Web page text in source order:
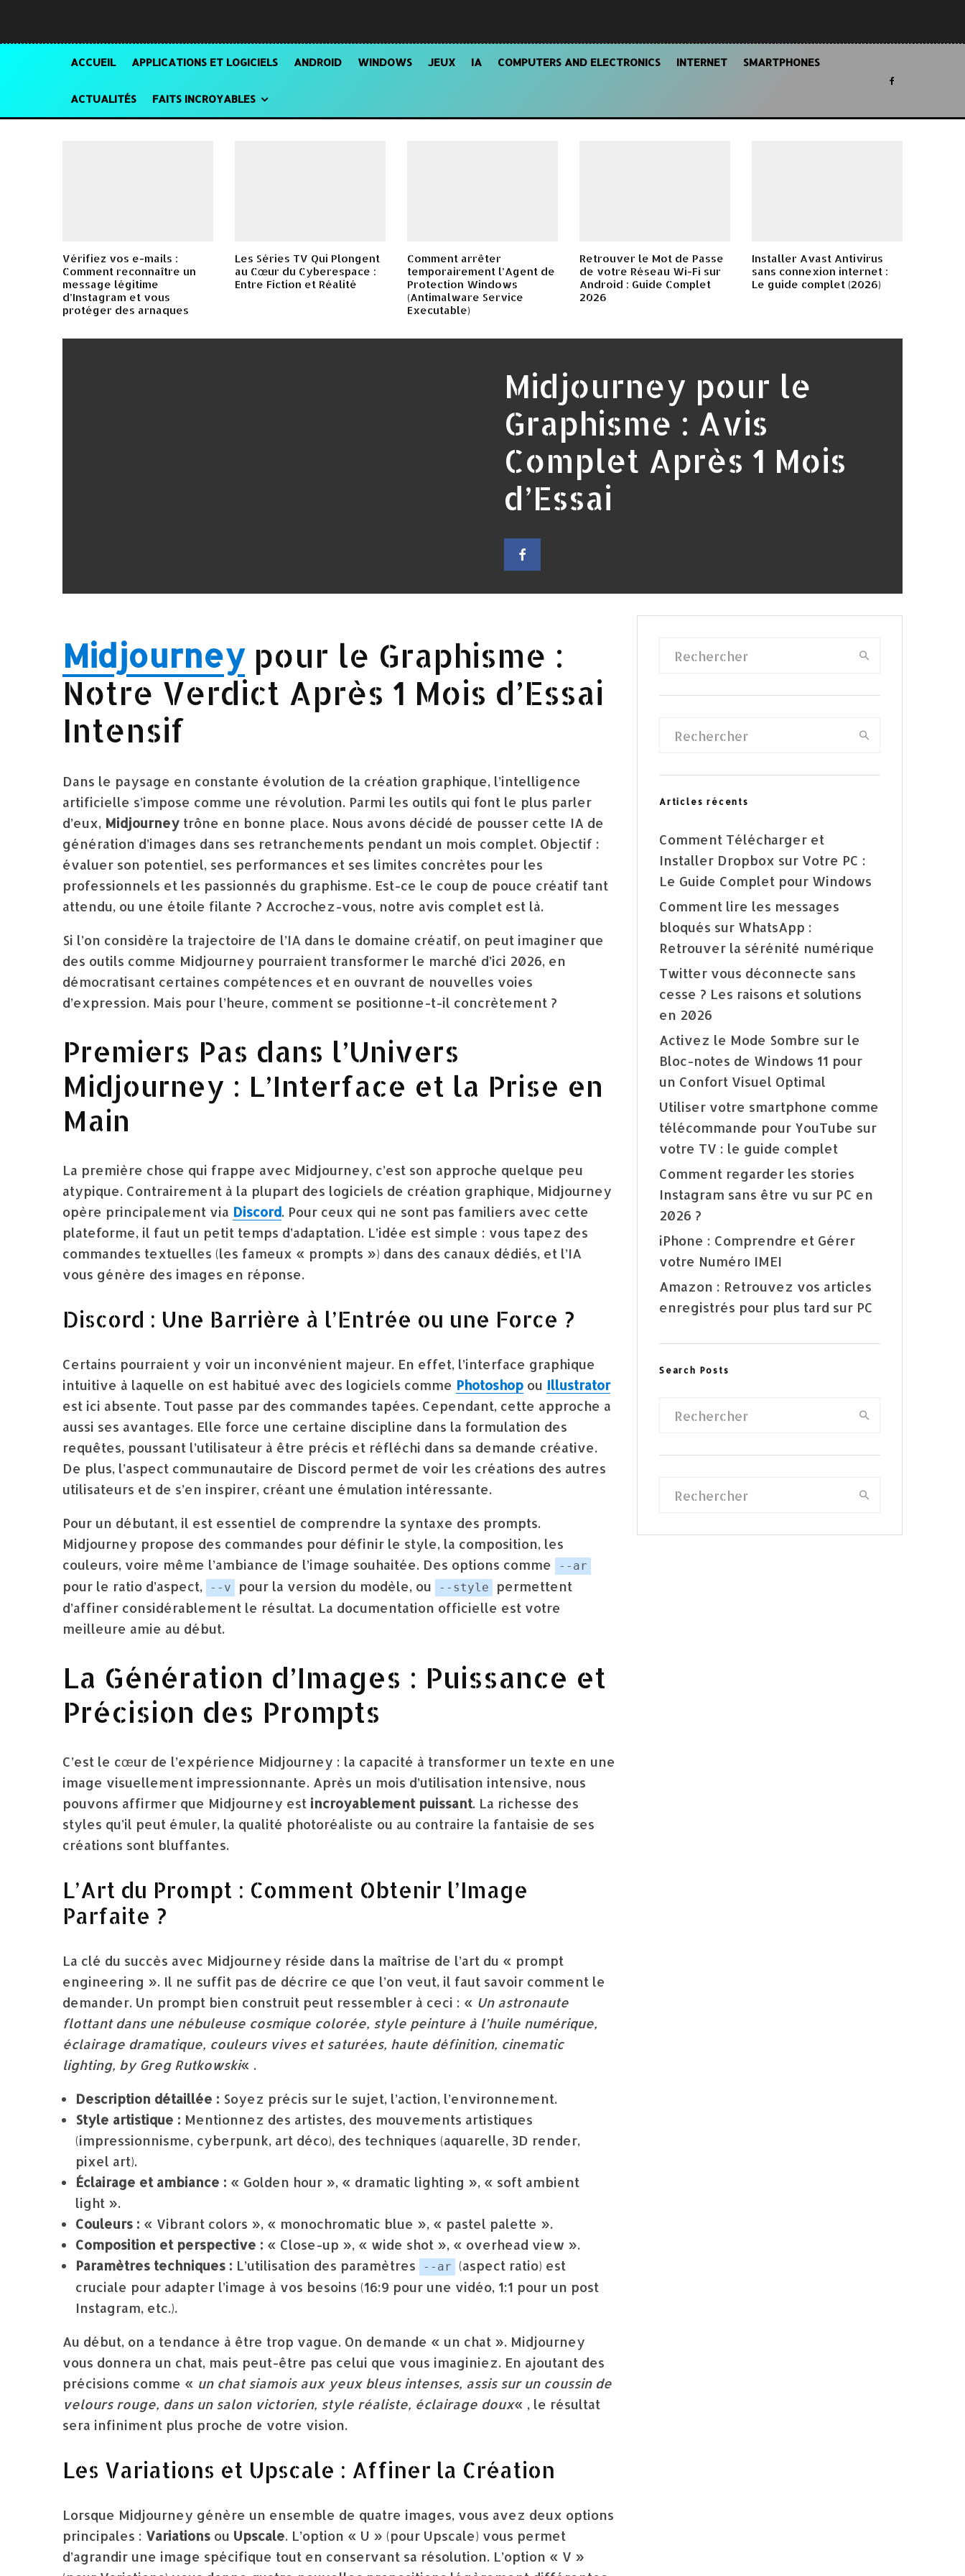
ACCUEIL APPLICATIONS ET LOGICIELS ANDROID WINDOWS JEUX IA COMPUTERS AND ELECTRONICS INTERNET SMARTPHONES
ACTUALITÉS FAITS INCROYABLES
Vérifiez vos e-mails :
Comment reconnaître un
message légitime
d’Instagram et vous
protéger des arnaques
Les Séries TV Qui Plongent
au Cœur du Cyberespace :
Entre Fiction et Réalité
Comment arrêter
temporairement l’Agent de
Protection Windows
(Antimalware Service
Executable)
Retrouver le Mot de Passe
de votre Réseau Wi-Fi sur
Android : Guide Complet
2026
Installer Avast Antivirus
sans connexion internet :
Le guide complet (2026)
Midjourney pour le
Graphisme : Avis
Complet Après 1 Mois
d’Essai
Midjourneypour le Graphisme :
Notre Verdict Après 1 Mois d’Essai
Intensif
Dans le paysage en constante évolution de la création graphique, l’intelligence
artificielle s’impose comme une révolution. Parmi les outils qui font le plus parler
d’eux, Midjourney trône en bonne place. Nous avons décidé de pousser cette IA de
génération d’images dans ses retranchements pendant un mois complet. Objectif :
évaluer son potentiel, ses performances et ses limites concrètes pour les
professionnels et les passionnés du graphisme. Est-ce le coup de pouce créatif tant
attendu, ou une étoile filante ? Accrochez-vous, notre avis complet est là.
Si l’on considère la trajectoire de l’IA dans le domaine créatif, on peut imaginer que
des outils comme Midjourney pourraient transformer le marché d’ici 2026, en
démocratisant certaines compétences et en ouvrant de nouvelles voies
d’expression. Mais pour l’heure, comment se positionne-t-il concrètement ?
Premiers Pas dans l’Univers
Midjourney : L’Interface et la Prise en
Main
La première chose qui frappe avec Midjourney, c’est son approche quelque peu
atypique. Contrairement à la plupart des logiciels de création graphique, Midjourney
opère principalement via Discord. Pour ceux qui ne sont pas familiers avec cette
plateforme, il faut un petit temps d’adaptation. L’idée est simple : vous tapez des
commandes textuelles (les fameux « prompts ») dans des canaux dédiés, et l’IA
vous génère des images en réponse.
Discord : Une Barrière à l’Entrée ou une Force ?
Certains pourraient y voir un inconvénient majeur. En effet, l’interface graphique
intuitive à laquelle on est habitué avec des logiciels comme Photoshop ou Illustrator
est ici absente. Tout passe par des commandes tapées. Cependant, cette approche a
aussi ses avantages. Elle force une certaine discipline dans la formulation des
requêtes, poussant l’utilisateur à être précis et réfléchi dans sa demande créative.
De plus, l’aspect communautaire de Discord permet de voir les créations des autres
utilisateurs et de s’en inspirer, créant une émulation intéressante.
Pour un débutant, il est essentiel de comprendre la syntaxe des prompts.
Midjourney propose des commandes pour définir le style, la composition, les
couleurs, voire même l’ambiance de l’image souhaitée. Des options comme
--ar
pour le ratio d’aspect, --v pour la version du modèle, ou --style
permettent
d’affiner considérablement le résultat. La documentation officielle est votre
meilleure amie au début.
La Génération d’Images : Puissance et
Précision des Prompts
C’est le cœur de l’expérience Midjourney : la capacité à transformer un texte en une
image visuellement impressionnante. Après un mois d’utilisation intensive, nous
pouvons affirmer que Midjourney est incroyablement puissant. La richesse des
styles qu’il peut émuler, la qualité photoréaliste ou au contraire la fantaisie de ses
créations sont bluffantes.
L’Art du Prompt : Comment Obtenir l’Image
Parfaite ?
La clé du succès avec Midjourney réside dans la maîtrise de l’art du « prompt
engineering ». Il ne suffit pas de décrire ce que l’on veut, il faut savoir comment le
demander. Un prompt bien construit peut ressembler à ceci : « Un astronaute
flottant dans une nébuleuse cosmique colorée, style peinture à l’huile numérique,
éclairage dramatique, couleurs vives et saturées, haute définition, cinematic
lighting, by Greg Rutkowski« .
Description détaillée : Soyez précis sur le sujet, l’action, l’environnement.
Style artistique : Mentionnez des artistes, des mouvements artistiques
(impressionnisme, cyberpunk, art déco), des techniques (aquarelle, 3D render,
pixel art).
Éclairage et ambiance : « Golden hour », « dramatic lighting », « soft ambient
light ».
Couleurs : « Vibrant colors », « monochromatic blue », « pastel palette ».
Composition et perspective : « Close-up », « wide shot », « overhead view ».
Paramètres techniques : L’utilisation des paramètres --ar
(aspect ratio) est
cruciale pour adapter l’image à vos besoins (16:9 pour une vidéo, 1:1 pour un post
Instagram, etc.).
Au début, on a tendance à être trop vague. On demande « un chat ». Midjourney
vous donnera un chat, mais peut-être pas celui que vous imaginiez. En ajoutant des
précisions comme « un chat siamois aux yeux bleus intenses, assis sur un coussin de
velours rouge, dans un salon victorien, style réaliste, éclairage doux« , le résultat
sera infiniment plus proche de votre vision.
Les Variations et Upscale : Affiner la Création
Lorsque Midjourney génère un ensemble de quatre images, vous avez deux options
principales : Variations ou Upscale. L’option « U » (pour Upscale) vous permet
d’agrandir une image spécifique tout en conservant sa résolution. L’option « V »
Articles récents
Comment Télécharger et
Installer Dropbox sur Votre PC :
Le Guide Complet pour Windows
Comment lire les messages
bloqués sur WhatsApp :
Retrouver la sérénité numérique
Twitter vous déconnecte sans
cesse ? Les raisons et solutions
en 2026
Activez le Mode Sombre sur le
Bloc-notes de Windows 11 pour
un Confort Visuel Optimal
Utiliser votre smartphone comme
télécommande pour YouTube sur
votre TV : le guide complet
Comment regarder les stories
Instagram sans être vu sur PC en
2026 ?
iPhone : Comprendre et Gérer
votre Numéro IMEI
Amazon : Retrouvez vos articles
enregistrés pour plus tard sur PC
Search Posts